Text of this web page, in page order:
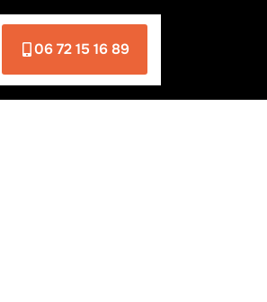
06 72 15 16 89